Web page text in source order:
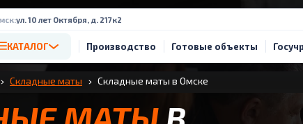
ул. 10 лет Октября, д. 217к2
КАТАЛОГ Производство Готовые объекты
Складные маты Складные маты в Омске